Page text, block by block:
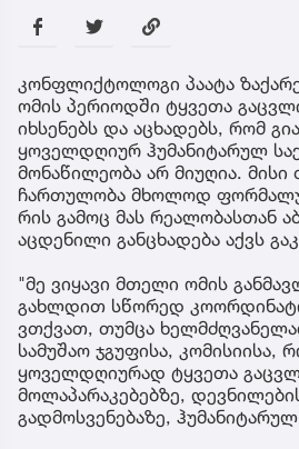
კონფლიქტოლოგი პაატა
ომის პერიოდში ტყვეთა
იხსენებს და აცხადებს, რომ
ყოველდღიურ ჰუმანიტარულ
მონაწილეობა არ მიუღია. მისი
ჩართულობა მხოლოდ
რის გამოც მას რეალობასთან
აცდენილი განცხადება აქვს
"მე ვიყავი მთელი ომის
გახლდით სწორედ
ვთქვათ, თუმცა
სამუშაო ჯგუფისა, კომისიისა,
ყოველდღიურად ტყვეთა
მოლაპარაკებებზე,
გადმოსვენებაზე,